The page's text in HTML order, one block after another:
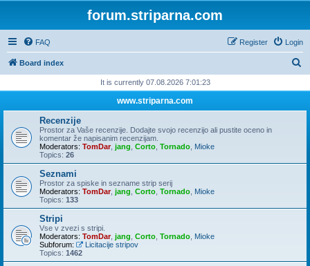
forum.striparna.com
FAQ Login
Register
Board index
r
It is currently 07.08.2026 7:01:23
www.striparna.com
Recenzije
Prostor za Vaše recenzije. Dodajte svojo recenzijo ali pustite oceno in
komentar že napisanim recenzijam.
Moderators: TomDar, jang Corto Tornado Mioke
Topics: 26
Seznami
Prostor za spiske in sezname strip serij
Moderators: TomDar, jang Corto Tornado Mioke
Topics: 133
Stripi
Vse v zvezi s stripi.
Moderators: TomDar, jang Corto Tornado Mioke
Subforum:
Licitacije stripov
Topics: 1462